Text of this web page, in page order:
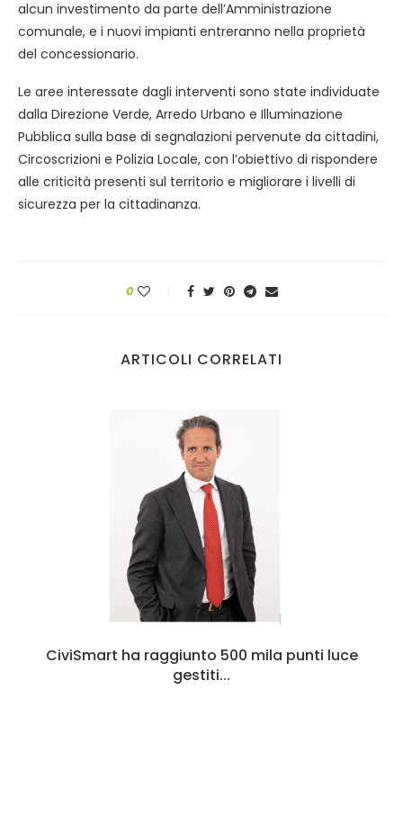
alcun investimento da parte dell’Amministrazione
comunale, e i nuovi impianti entreranno nella proprietà
del concessionario.
Le aree interessate dagli interventi sono state individuate
dalla Direzione Verde, Arredo Urbano e Illuminazione
Pubblica sulla base di segnalazioni pervenute da cittadini,
Circoscrizioni e Polizia Locale, con l’obiettivo di rispondere
alle criticità presenti sul territorio e migliorare i livelli di
sicurezza per la cittadinanza.
0
ARTICOLI CORRELATI
CiviSmart ha raggiunto 500 mila punti luce
gestiti...